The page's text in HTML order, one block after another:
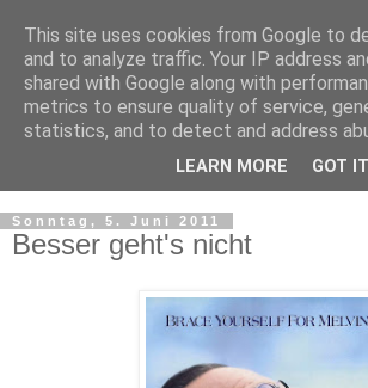
Sonntag, 5. Juni 2011
Besser geht's nicht
This site uses cookies from Google to
and to analyze traffic. Your IP address
shared with Google along with
metrics to ensure quality of service,
statistics, and to detect and address
LEARN MORE GOT IT